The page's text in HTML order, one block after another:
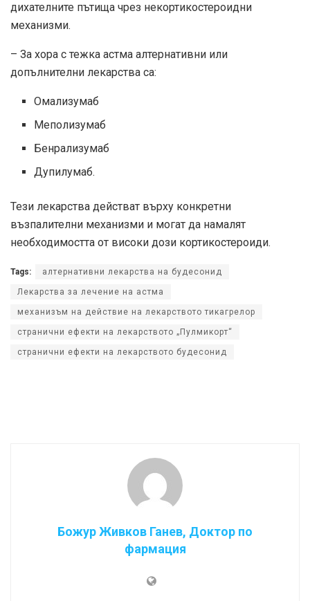
дихателните пътища чрез некортикостероидни
механизми.
– За хора с тежка астма алтернативни или
допълнителни лекарства са:
Омализумаб
Меполизумаб
Бенрализумаб
Дупилумаб.
Тези лекарства действат върху конкретни
възпалителни механизми и могат да намалят
необходимостта от високи дози кортикостероиди.
Tags: алтернативни лекарства на будесонид
Лекарства за лечение на астма
механизъм на действие на лекарството тикагрелор
странични ефекти на лекарството „Пулмикорт“
странични ефекти на лекарството будесонид
Божур Живков Ганев, Доктор по
фармация